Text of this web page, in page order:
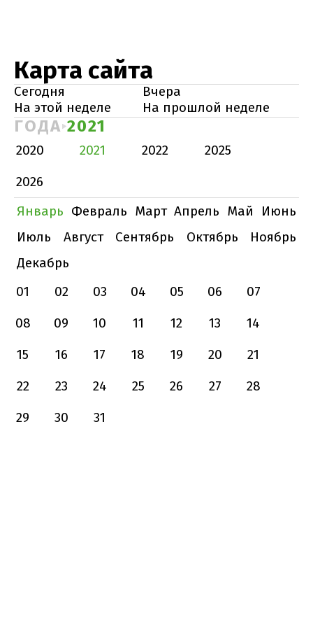
Карта сайта
Сегодня
Вчера
На этой неделе
На прошлой неделе
ГОДА 2021
2020 2021 2022
2025
2026
Январь Февраль Март Апрель Май
Июнь
Июль
Август Сентябрь Октябрь
Ноябрь
Декабрь
01
02 03 04 05 06
07
08
09 10 11 12 13
14
15
16 17 18 19 20
21
22
23 24 25 26 27
28
29
30 31